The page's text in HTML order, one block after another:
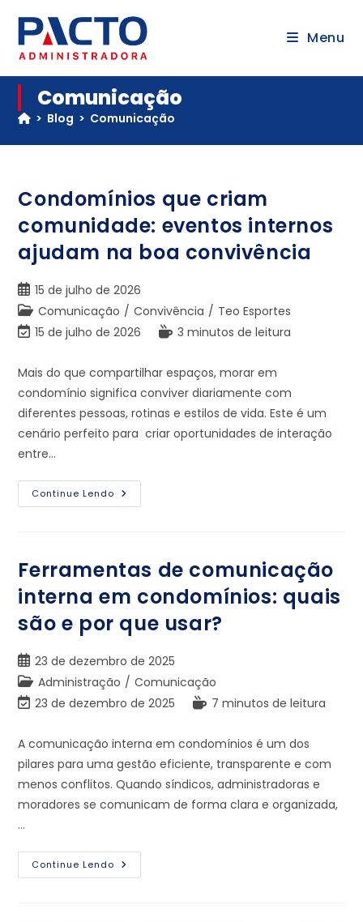
Menu
Comunicação
> Blog > Comunicação
Condomínios que criam
comunidade: eventos internos
ajudam na boa convivência
15 de julho de 2026
Comunicação / Convivência / Teo Esportes
15 de julho de 2026
3 minutos de leitura
Mais do que compartilhar espaços, morar em
condomínio significa conviver diariamente com
diferentes pessoas, rotinas e estilos de vida. Este é um
cenário perfeito para criar oportunidades de interação
entre…
Continue Lendo
Ferramentas de comunicação
interna em condomínios: quais
são e por que usar?
23 de dezembro de 2025
Administração / Comunicação
23 de dezembro de 2025
7 minutos de leitura
A comunicação interna em condomínios é um dos
pilares para uma gestão eficiente, transparente e com
menos conflitos. Quando síndicos, administradoras e
moradores se comunicam de forma clara e organizada,
…
Continue Lendo